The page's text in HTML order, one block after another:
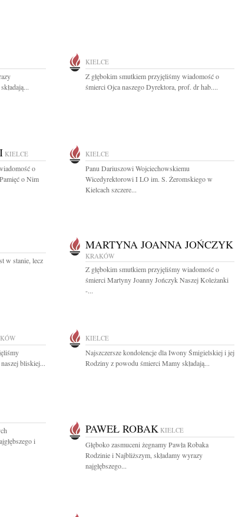
KIELCE
Z głębokim smutkiem przyjęliśmy wiadomość o
śmierci Ojca naszego Dyrektora, prof. dr hab....
KIELCE
o
o Nim
KIELCE
Panu Dariuszowi Wojciechowskiemu
Wicedyrektorowi I LO im. S. Żeromskiego w
Kielcach szczere...
w stanie, lecz
MARTYNA JOANNA JOŃCZYK
KRAKÓW
Z głębokim smutkiem przyjęliśmy wiadomość o
śmierci Martyny Joanny Jończyk Naszej Koleżanki
-...
bliskiej...
KIELCE
Najszczersze kondolencje dla Iwony Śmigielskiej i jej
Rodziny z powodu śmierci Mamy składają...
i
PAWEŁ ROBAK KIELCE
Głęboko zasmuceni żegnamy Pawła Robaka
Rodzinie i Najbliższym, składamy wyrazy
najgłębszego...